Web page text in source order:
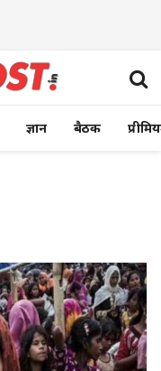
ज्ञान बैठक